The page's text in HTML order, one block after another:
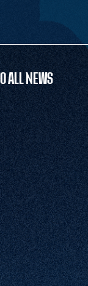
ALL NEWS